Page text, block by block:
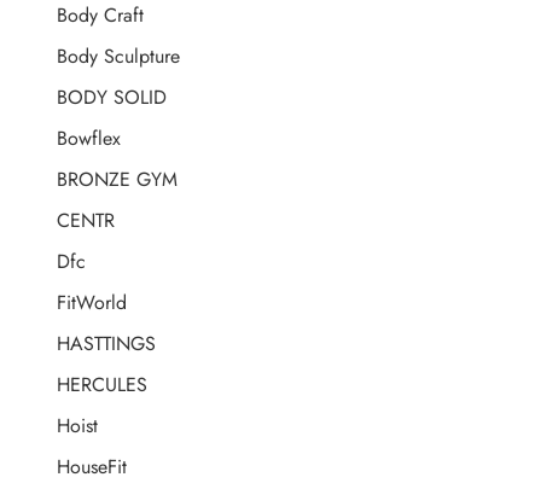
Body Craft
Body Sculpture
BODY SOLID
Bowflex
BRONZE GYM
CENTR
Dfc
FitWorld
HASTTINGS
HERCULES
Hoist
HouseFit